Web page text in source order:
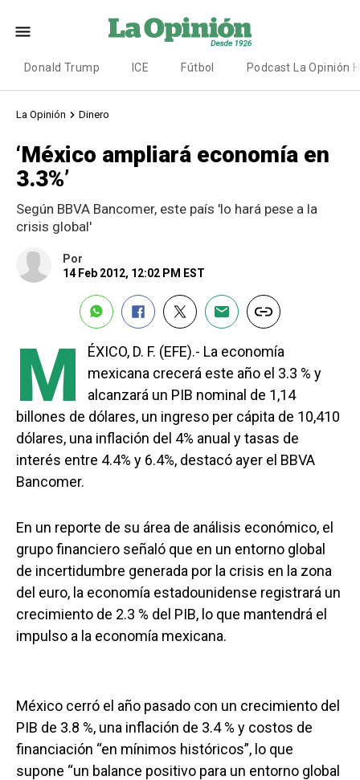
Donald Trump ICE Fútbol Podcast La Opinión
La Opinión Dinero
‘México ampliará economía en
3.3%’
Según BBVA Bancomer, este país 'lo hará pese a la
crisis global'
Por
14 Feb 2012, 12:02 PM EST
M
ÉXICO, D. F. (EFE).- La economía
mexicana crecerá este año el 3.3 % y
alcanzará un PIB nominal de 1,14
billones de dólares, un ingreso per cápita de 10,410
dólares, una inflación del 4% anual y tasas de
interés entre 4.4% y 6.4%, destacó ayer el BBVA
Bancomer.
En un reporte de su área de análisis económico, el
grupo financiero señaló que en un entorno global
de incertidumbre generada por la crisis en la zona
del euro, la economía estadounidense registrará un
crecimiento de 2.3 % del PIB, lo que mantendrá el
impulso a la economía mexicana.
México cerró el año pasado con un crecimiento del
PIB de 3.8 %, una inflación de 3.4 % y costos de
financiación “en mínimos históricos”, lo que
supone “un balance positivo para un entorno global